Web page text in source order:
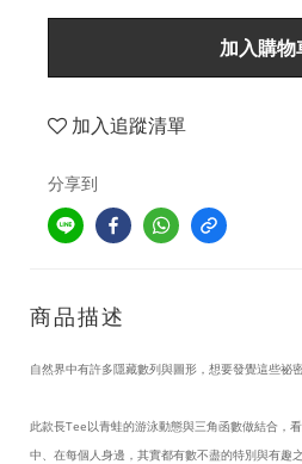
加入購物
加入追蹤清單
分享到
商品描述
自然界中有許多隱藏數列與圖形，想要發覺這些祕
此款長Tee以青蛙的游泳動態與三角函數做結合，
中、在每個人身邊，其實都有數不盡的特別與有趣